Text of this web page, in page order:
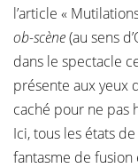
l’article «
ob-scène(au sens
dans le spectacle
présente aux yeux
caché pour ne pas
Ici, tous les états
fantasme de